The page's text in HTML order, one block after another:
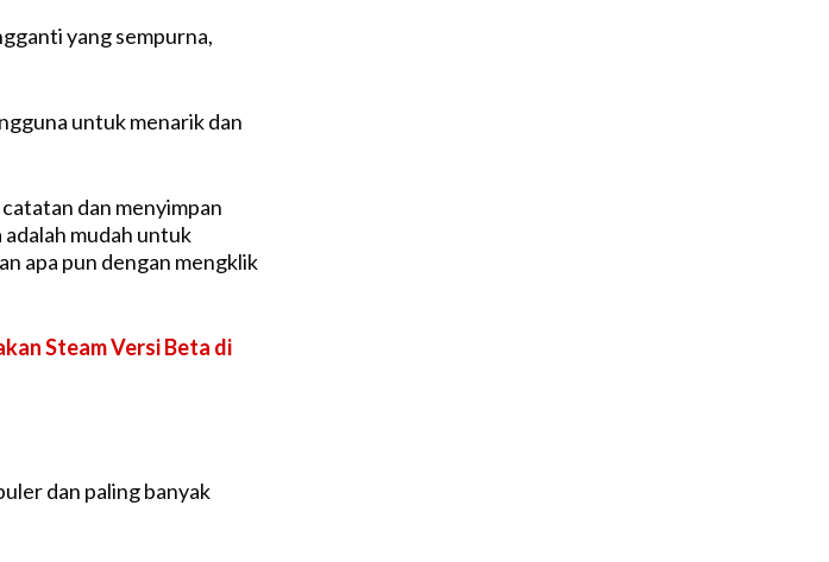
yang sempurna,
untuk menarik dan
dan menyimpan
mudah untuk
apa pun dengan mengklik
Steam Versi Beta di
dan paling banyak